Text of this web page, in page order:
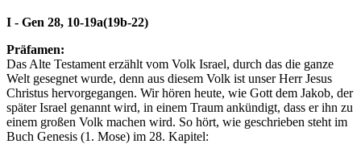
I - Gen 28, 10-19a(19b-22)
Präfamen:
Das Alte Testament erzählt vom Volk Israel, durch das die ganze
Welt gesegnet wurde, denn aus diesem Volk ist unser Herr Jesus
Christus hervorgegangen. Wir hören heute, wie Gott dem Jakob, der
später Israel genannt wird, in einem Traum ankündigt, dass er ihn zu
einem großen Volk machen wird. So hört, wie geschrieben steht im
Buch Genesis (1. Mose) im 28. Kapitel: